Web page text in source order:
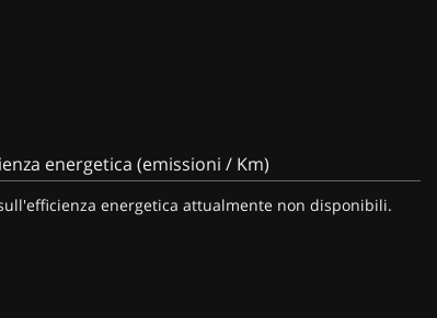
energetica (emissioni / Km)
energetica attualmente non disponibili.